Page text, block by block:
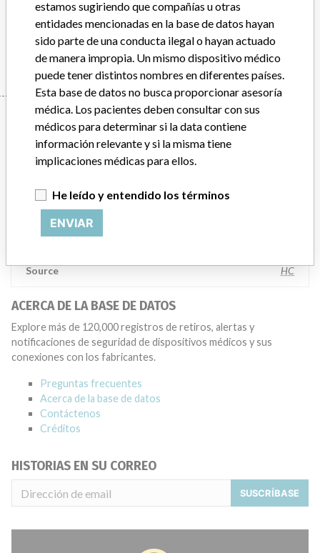
ACCESS IMMUNOASSAY SYSTEM - FREE T3 ASSAY
Manufacturer BECKMAN COULTER CANADA L.P.
Manufacturer
BECKMAN COULTER CANADA L.P.
Dirección del fabricante
Empresa matriz del fabricante (2017)
Source HC
ACERCA DE LA BASE DE DATOS
Explore más de 120,000 registros de retiros, alertas y
notificaciones de seguridad de dispositivos médicos y sus
conexiones con los fabricantes.
Preguntas frecuentes
Acerca de la base de datos
Contáctenos
Créditos
HISTORIAS EN SU CORREO
SUSCRÍBASE
estamos sugiriendo que compañías u otras
entidades mencionadas en la base de datos hayan
sido parte de una conducta ilegal o hayan actuado
de manera impropia. Un mismo dispositivo médico
puede tener distintos nombres en diferentes países.
Esta base de datos no busca proporcionar asesoría
médica. Los pacientes deben consultar con sus
médicos para determinar si la data contiene
información relevante y si la misma tiene
implicaciones médicas para ellos.
He leído y entendido los términos
ENVIAR